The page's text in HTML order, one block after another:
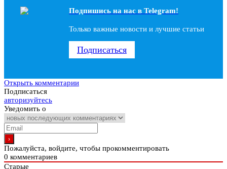
Подпишись на наc в Telegram!
Только важные новости и лучшие статьи
Подписаться
Открыть комментарии
Подписаться
авторизуйтесь
Уведомить о
Пожалуйста, войдите, чтобы прокомментировать
0 комментариев
Старые